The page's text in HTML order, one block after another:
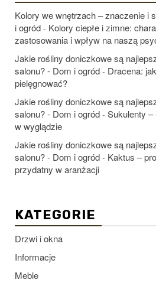
Kolory we wnętrzach – znaczenie i
i ogród - Kolory ciepłe i zimne:
zastosowania i wpływ na naszą
Jakie rośliny doniczkowe są
salonu? - Dom i ogród - Dracena:
pielęgnować?
Jakie rośliny doniczkowe są
salonu? - Dom i ogród - Sukulenty –
w wyglądzie
Jakie rośliny doniczkowe są
salonu? - Dom i ogród - Kaktus –
przydatny w aranżacji
KATEGORIE
Drzwi i okna
Informacje
Meble